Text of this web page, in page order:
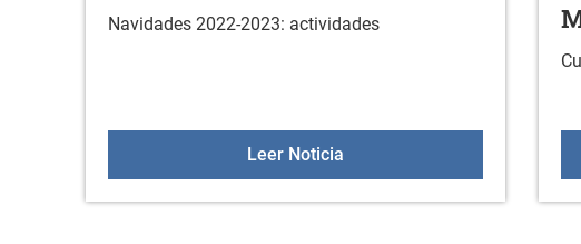
Navidades 2022-2023: actividades
Leer NoticiaNavidades 2022-2023: